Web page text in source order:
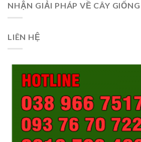
NHẬN GIẢI PHÁP VỀ CÂY
LIÊN HỆ